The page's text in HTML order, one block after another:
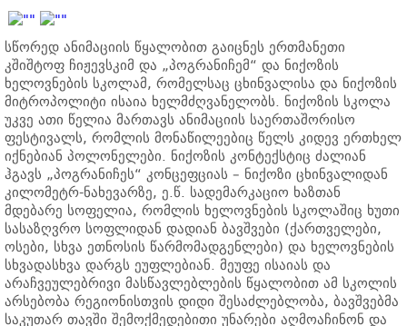
სწორედ ანიმაციის წყალობით გაიცნეს ერთმანეთი
კშიშტოფ ჩიჟევსკიმ და „პოგრანიჩემ“ და ნიქოზის
ხელოვნების სკოლამ, რომელსაც ცხინვალისა და ნიქოზის
მიტროპოლიტი ისაია ხელმძღვანელობს. ნიქოზის სკოლა
უკვე ათი წელია მართავს ანიმაციის საერთაშორისო
ფესტივალს, რომლის მონაწილეებიც წელს კიდევ ერთხელ
იქნებიან პოლონელები. ნიქოზის კონტექსტიც ძალიან
ჰგავს „პოგრანიჩეს“ კონცეფციას – ნიქოზი ცხინვალიდან
კილომეტრ-ნახევარზე, ე.წ. სადემარკაციო ხაზთან
მდებარე სოფელია, რომლის ხელოვნების სკოლაშიც ხუთი
სასაზღვრო სოფლიდან დადიან ბავშვები (ქართველები,
ოსები, სხვა ეთნოსის წარმომადგენლები) და ხელოვნების
სხვადასხვა დარგს ეუფლებიან. მეუფე ისაიას და
არაჩვეულებრივი მასწავლებლების წყალობით ამ სკოლის
არსებობა რეგიონისთვის დიდი შესაძლებლობა, ბავშვებმა
საკუთარ თავში შემოქმედებითი უნარები აღმოაჩინონ და